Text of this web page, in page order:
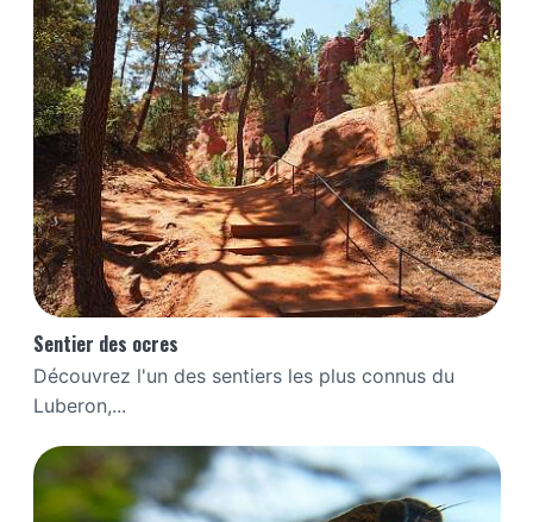
Sentier des ocres
Découvrez l'un des sentiers les plus connus du
Luberon,...